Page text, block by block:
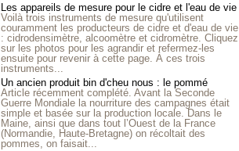
Les appareils de mesure pour le cidre et l'eau de vie
Voilà trois instruments de mesure qu'utilisent
couramment les producteurs de cidre et d'eau de vie
: cidrodensimètre, alcoomètre et cidromètre. Cliquez
sur les photos pour les agrandir et refermez-les
ensuite pour revenir à cette page. À ces trois
instruments...
Un ancien produit bin d'cheu nous : le pommé
Article récemment complété. Avant la Seconde
Guerre Mondiale la nourriture des campagnes était
simple et basée sur la production locale. Dans le
Maine, ainsi que dans tout l’Ouest de la France
(Normandie, Haute-Bretagne) on récoltait des
pommes, on faisait...